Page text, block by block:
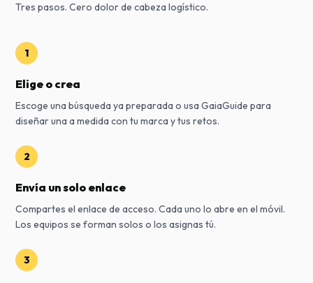
Tres pasos. Cero dolor de cabeza logístico.
1
Elige o crea
Escoge una búsqueda ya preparada o usa GaiaGuide para
diseñar una a medida con tu marca y tus retos.
2
Envía un solo enlace
Compartes el enlace de acceso. Cada uno lo abre en el móvil.
Los equipos se forman solos o los asignas tú.
3